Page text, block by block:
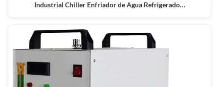
Industrial Chiller Enfriador de Agua Refrigerado…